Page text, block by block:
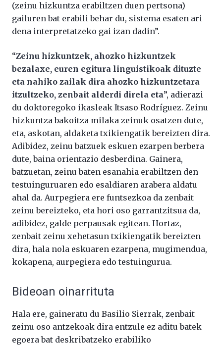
(zeinu hizkuntza erabiltzen duen pertsona)
gailuren bat erabili behar du, sistema esaten ari
dena interpretatzeko gai izan dadin”.
“Zeinu hizkuntzek, ahozko hizkuntzek
bezalaxe, euren egitura linguistikoak dituzte
eta nahiko zailak dira ahozko hizkuntzetara
itzultzeko, zenbait alderdi direla eta”, adierazi
du doktoregoko ikasleak Itsaso Rodríguez. Zeinu
hizkuntza bakoitza milaka zeinuk osatzen dute,
eta, askotan, aldaketa txikiengatik bereizten dira.
Adibidez, zeinu batzuek eskuen ezarpen berbera
dute, baina orientazio desberdina. Gainera,
batzuetan, zeinu baten esanahia erabiltzen den
testuinguruaren edo esaldiaren arabera aldatu
ahal da. Aurpegiera ere funtsezkoa da zenbait
zeinu bereizteko, eta hori oso garrantzitsua da,
adibidez, galde perpausak egitean. Hortaz,
zenbait zeinu xehetasun txikiengatik bereizten
dira, hala nola eskuaren ezarpena, mugimendua,
kokapena, aurpegiera edo testuingurua.
Bideoan oinarrituta
Hala ere, gaineratu du Basilio Sierrak, zenbait
zeinu oso antzekoak dira entzule ez aditu batek
egoera bat deskribatzeko erabiliko